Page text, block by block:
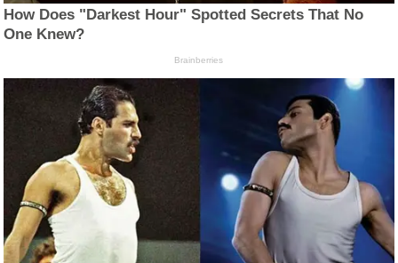
How Does "Darkest Hour" Spotted Secrets That No
One Knew?
Brainberries